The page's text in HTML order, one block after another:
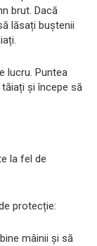
brut. Dacă
lăsați buștenii
lucru. Puntea
și începe să
la fel de
protecție:
mâinii și să